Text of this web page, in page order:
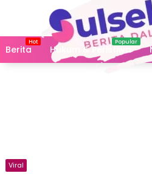
Berita
Hukum & Peristiwa
Viral